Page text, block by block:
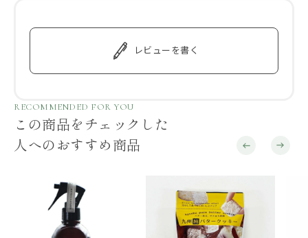
レビューを書く
RECOMMENDED FOR YOU
この商品をチェックした
人へのおすすめ商品